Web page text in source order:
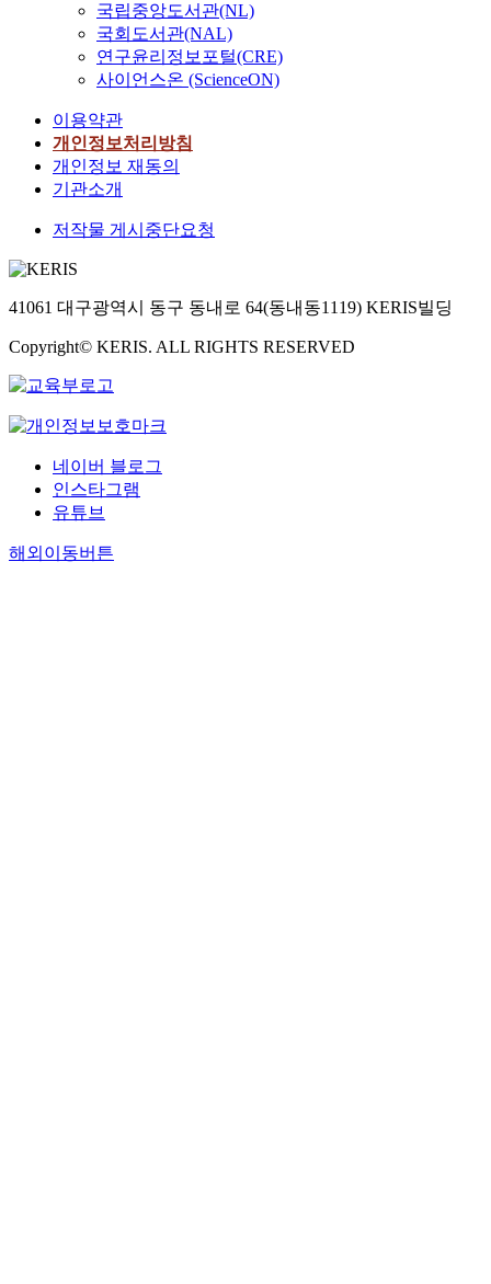
국립중앙도서관(NL)
국회도서관(NAL)
연구윤리정보포털(CRE)
사이언스온 (ScienceON)
이용약관
개인정보처리방침
개인정보 재동의
기관소개
저작물 게시중단요청
41061 대구광역시 동구 동내로 64(동내동1119) KERIS빌딩
Copyright© KERIS. ALL RIGHTS RESERVED
네이버 블로그
인스타그램
유튜브
해외이동버튼